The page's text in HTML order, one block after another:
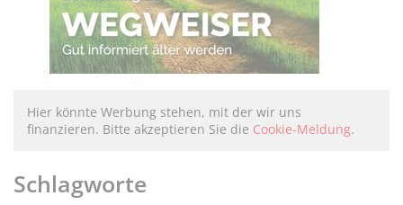
Hier könnte Werbung stehen, mit der wir uns
finanzieren. Bitte akzeptieren Sie die Cookie-Meldung.
Schlagworte